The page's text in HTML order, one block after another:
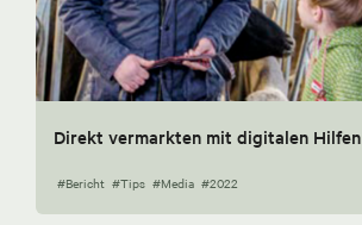
Direkt vermarkten mit digitalen Hilfen
#Bericht #Tips #Media #2022